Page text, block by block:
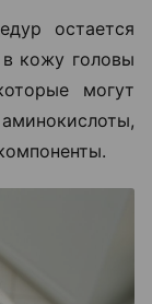
остается
кожу головы
могут